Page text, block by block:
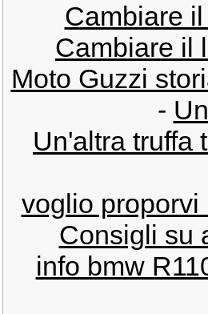
Cambiare
Cambiare il
Moto Guzzi
-
Un'altra truffa
voglio proporvi
Consigli su
info bmw